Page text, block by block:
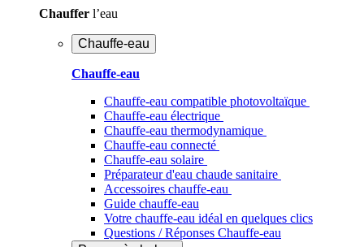
Chauffer l’eau
Chauffe-eau
Chauffe-eau
Chauffe-eau compatible photovoltaïque
Chauffe-eau électrique
Chauffe-eau thermodynamique
Chauffe-eau connecté
Chauffe-eau solaire
Préparateur d'eau chaude sanitaire
Accessoires chauffe-eau
Guide chauffe-eau
Votre chauffe-eau idéal en quelques clics
Questions / Réponses Chauffe-eau